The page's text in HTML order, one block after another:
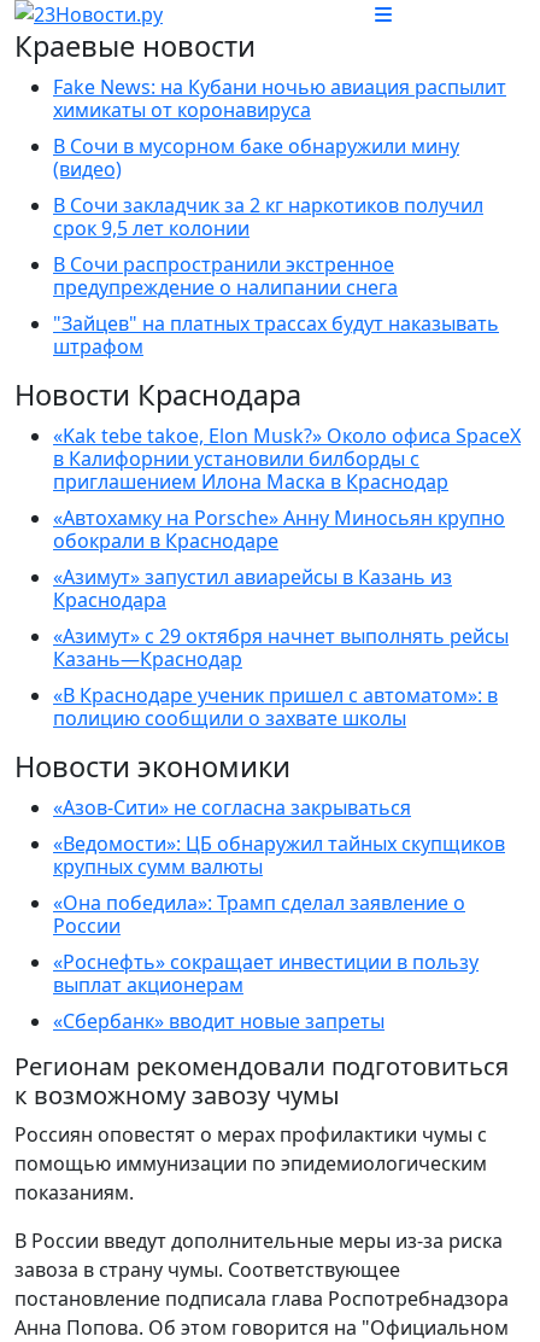
Краевые новости
Fake News: на Кубани ночью авиация распылит
химикаты от коронавируса
В Сочи в мусорном баке обнаружили мину
(видео)
В Сочи закладчик за 2 кг наркотиков получил
срок 9,5 лет колонии
В Сочи распространили экстренное
предупреждение о налипании снега
"Зайцев" на платных трассах будут наказывать
штрафом
Новости Краснодара
«Kak tebe takoe, Elon Musk?» Около офиса SpaceX
в Калифорнии установили билборды с
приглашением Илона Маска в Краснодар
«Автохамку на Porsche» Анну Миносьян крупно
обокрали в Краснодаре
«Азимут» запустил авиарейсы в Казань из
Краснодара
«Азимут» с 29 октября начнет выполнять рейсы
Казань—Краснодар
«В Краснодаре ученик пришел с автоматом»: в
полицию сообщили о захвате школы
Новости экономики
«Азов-Сити» не согласна закрываться
«Ведомости»: ЦБ обнаружил тайных скупщиков
крупных сумм валюты
«Она победила»: Трамп сделал заявление о
России
«Роснефть» сокращает инвестиции в пользу
выплат акционерам
«Сбербанк» вводит новые запреты
Регионам рекомендовали подготовиться
к возможному завозу чумы
Россиян оповестят о мерах профилактики чумы с
помощью иммунизации по эпидемиологическим
показаниям.
В России введут дополнительные меры из-за риска
завоза в страну чумы. Соответствующее
постановление подписала глава Роспотребнадзора
Анна Попова. Об этом говорится на "Официальном